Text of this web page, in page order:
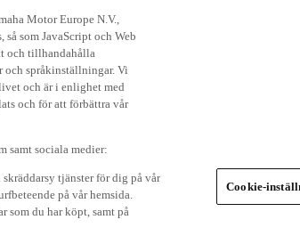
Motor Europe N.V.,
som JavaScript och Web
och tillhandahålla
språkinställningar. Vi
och är i enlighet med
och för att förbättra vår
samt sociala medier:
tjänster för dig på vår
på vår hemsida.
som du har köpt, samt på
Cookie-